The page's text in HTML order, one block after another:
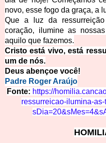
novo, esse fogo da graça, a
Que a luz da
coração, ilumine as
aquilo que fazemos.
Cristo está vivo, está
um de nós.
Deus abençoe você!
Padre Roger Araújo
Fonte: https://
ressurreicao-ilumina-